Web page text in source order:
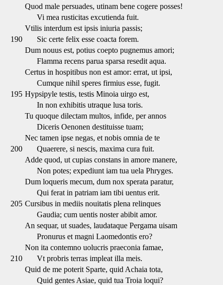
Quod male persuades, utinam bene cogere posses!
Vi mea rusticitas excutienda fuit.
Vtilis interdum est ipsis iniuria passis;
190
Sic certe felix esse coacta forem.
Dum nouus est, potius coepto pugnemus amori;
Flamma recens parua sparsa resedit aqua.
Certus in hospitibus non est amor: errat, ut ipsi,
Cumque nihil speres firmius esse, fugit.
195 Hypsipyle testis, testis Minoia uirgo est,
In non exhibitis utraque lusa toris.
Tu quoque dilectam multos, infide, per annos
Diceris Oenonen destituisse tuam;
Nec tamen ipse negas, et nobis omnia de te
200
Quaerere, si nescis, maxima cura fuit.
Adde quod, ut cupias constans in amore manere,
Non potes; expediunt iam tua uela Phryges.
Dum loqueris mecum, dum nox sperata paratur,
Qui ferat in patriam iam tibi uentus erit.
205 Cursibus in mediis nouitatis plena relinques
Gaudia; cum uentis noster abibit amor.
An sequar, ut suades, laudataque Pergama uisam
Pronurus et magni Laomedontis ero?
Non ita contemno uolucris praeconia famae,
210
Vt probris terras impleat illa meis.
Quid de me poterit Sparte, quid Achaia tota,
Quid gentes Asiae, quid tua Troia loqui?